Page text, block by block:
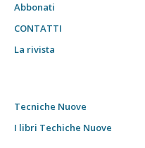
Abbonati
CONTATTI
La rivista
Tecniche Nuove
I libri Techiche Nuove